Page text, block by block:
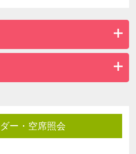
※数に限りがございます
サー
台
・デマンド） 1泊/￥1000
ー・空席照会